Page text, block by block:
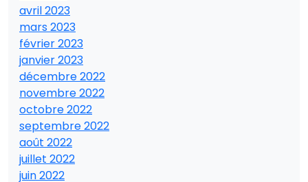
avril 2023
mars 2023
février 2023
janvier 2023
décembre 2022
novembre 2022
octobre 2022
septembre 2022
août 2022
juillet 2022
juin 2022